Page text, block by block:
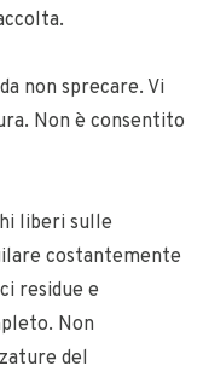
non sprecare. Vi
Non è consentito
liberi sulle
costantemente
residue e
Non
del